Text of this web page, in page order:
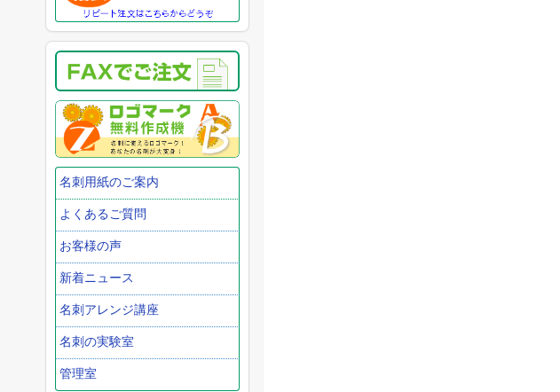
名刺用紙のご案内
よくあるご質問
お客様の声
新着ニュース
名刺アレンジ講座
名刺の実験室
管理室